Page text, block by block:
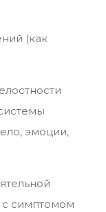
(как
эмоции,
с симптомом